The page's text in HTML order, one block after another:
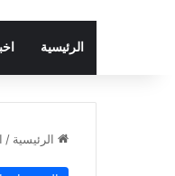
الرئيسية
الرئيسية /